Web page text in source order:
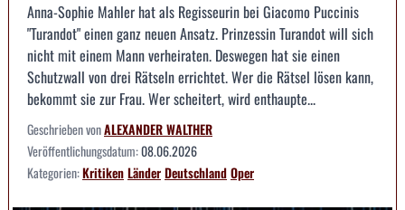
Anna-Sophie Mahler hat als Regisseurin bei Giacomo Puccinis
"Turandot" einen ganz neuen Ansatz. Prinzessin Turandot will sich
nicht mit einem Mann verheiraten. Deswegen hat sie einen
Schutzwall von drei Rätseln errichtet. Wer die Rätsel lösen kann,
bekommt sie zur Frau. Wer scheitert, wird enthaupte...
Geschrieben vonALEXANDER WALTHER
Veröffentlichungsdatum:08.06.2026
Kategorien:KritikenLänderDeutschlandOper